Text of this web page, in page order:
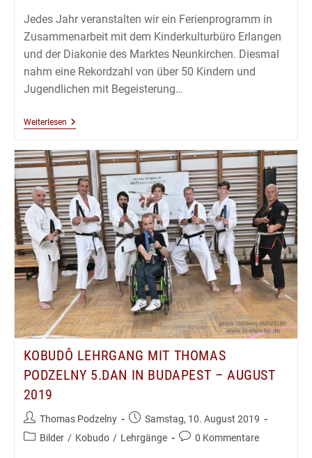
Jedes Jahr veranstalten wir ein Ferienprogramm in
Zusammenarbeit mit dem Kinderkulturbüro Erlangen
und der Diakonie des Marktes Neunkirchen. Diesmal
nahm eine Rekordzahl von über 50 Kindern und
Jugendlichen mit Begeisterung…
WeiterlesenFerienprogramm
KOBUDÔ LEHRGANG MIT THOMAS
PODZELNY 5.DAN IN BUDAPEST – AUGUST
2019
Beitrags-
Autor:
Thomas Podzelny
Beitrag
veröffentlicht:
Samstag, 10. August 2019
Beitrags-
Bilder / Kobudo / Lehrgänge
Beitrags-
0 Kommentare